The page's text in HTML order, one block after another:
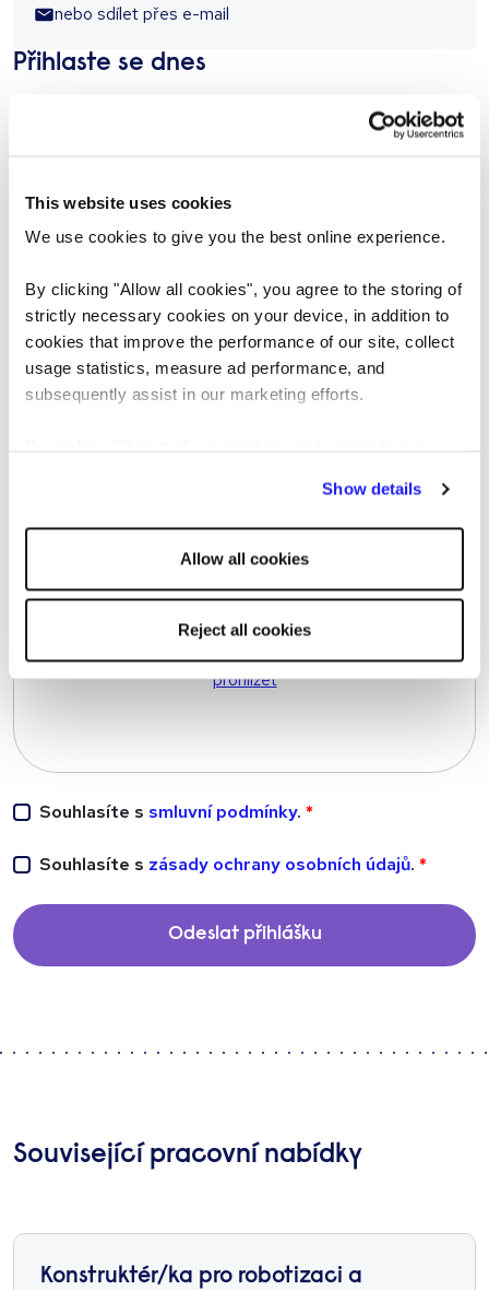
This website uses cookies
We use cookies to give you the best online experience.
By clicking "Allow all cookies", you agree to the storing of
strictly necessary cookies on your device, in addition to
cookies that improve the performance of our site, collect
usage statistics, measure ad performance, and
subsequently assist in our marketing efforts.
Show details
Allow all cookies
Reject all cookies
nebo sdílet přes e-mail
Přihlaste se dnes
PŘÍJMENÍ
E-MAIL
prohlížet
Souhlasíte s smluvní podmínky.
Souhlasíte s zásady ochrany osobních údajů.
Odeslat přihlášku
Související pracovní nabídky
Konstruktér/ka pro robotizaci a